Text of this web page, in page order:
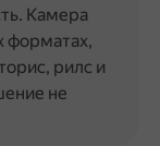
Камера
форматах,
рилс и
не